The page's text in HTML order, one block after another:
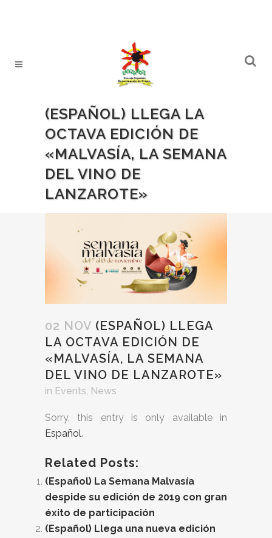
(ESPAÑOL) LLEGA LA
OCTAVA EDICIÓN DE
«MALVASÍA, LA SEMANA
DEL VINO DE
LANZAROTE»
02 NOV (ESPAÑOL) LLEGA
LA OCTAVA EDICIÓN DE
«MALVASÍA, LA SEMANA
DEL VINO DE LANZAROTE»
in Events, News
Sorry, this entry is only available in
Español.
Related Posts:
(Español) La Semana Malvasía
despide su edición de 2019 con gran
éxito de participación
(Español) Llega una nueva edición